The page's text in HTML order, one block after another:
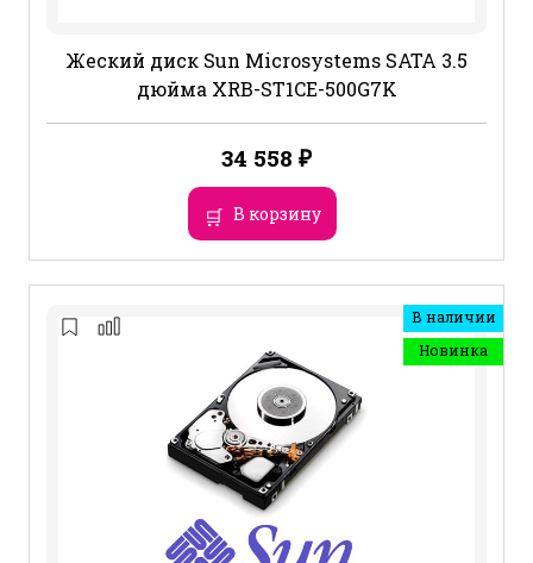
Жеский диск Sun Microsystems SATA 3.5
дюйма XRB-ST1CE-500G7K
34 558 ₽
В корзину
В наличии
Новинка